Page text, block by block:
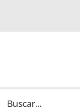
Buscar: